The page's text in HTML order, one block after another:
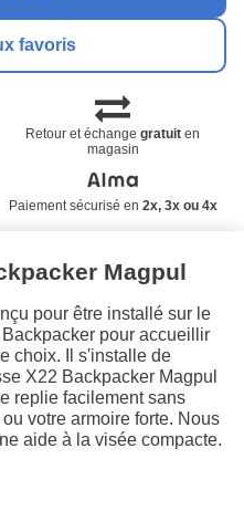
favoris
Retour et échangegratuit en
magasin
Paiement sécurisé en 2x, 3x ou 4x
Magpul
pour être installé sur le
pour accueillir
choix. Il s'installe de
X22 Backpacker Magpul
replie facilement sans
votre armoire forte. Nous
aide à la visée compacte.